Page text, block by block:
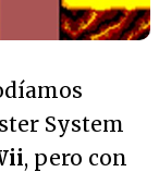
System
, pero con